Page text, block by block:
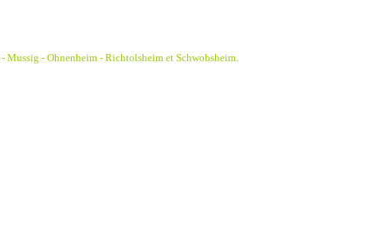
- Mussig - Ohnenheim - Richtolsheim et Schwobsheim.